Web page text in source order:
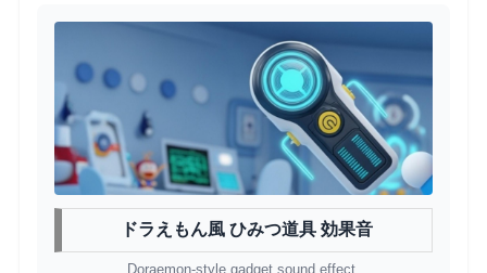
ドラえもん風 ひみつ道具 効果音
Doraemon-style gadget sound effect.